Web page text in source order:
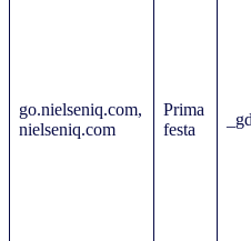
go.nielseniq.com,
nielseniq.com
Prima
festa